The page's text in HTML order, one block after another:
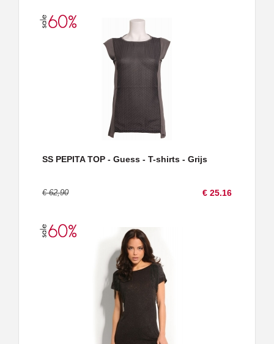
SS PEPITA TOP - Guess - T-shirts - Grijs
€ 62,90 € 25.16